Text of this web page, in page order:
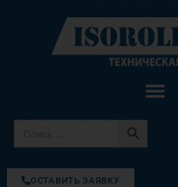
содержимому
ОСТАВИТЬ ЗАЯВКУ